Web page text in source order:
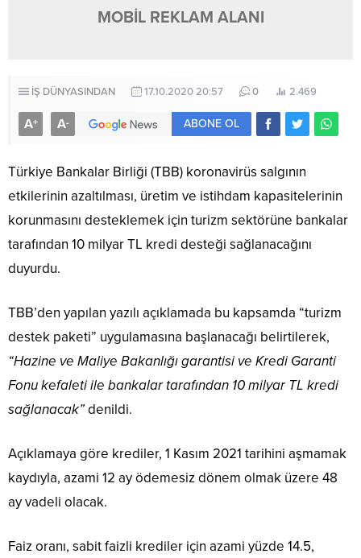
MOBİL REKLAM ALANI
İŞ DÜNYASINDAN 17.10.2020 20:57 0 2.469
A+ A- ABONE OL
Türkiye Bankalar Birliği (TBB) koronavirüs salgının
etkilerinin azaltılması, üretim ve istihdam kapasitelerinin
korunmasını desteklemek için turizm sektörüne bankalar
tarafından 10 milyar TL kredi desteği sağlanacağını
duyurdu.
TBB’den yapılan yazılı açıklamada bu kapsamda “turizm
destek paketi” uygulamasına başlanacağı belirtilerek,
“Hazine ve Maliye Bakanlığı garantisi ve Kredi Garanti
Fonu kefaleti ile bankalar tarafından 10 milyar TL kredi
sağlanacak”denildi.
Açıklamaya göre krediler, 1 Kasım 2021 tarihini aşmamak
kaydıyla, azami 12 ay ödemesiz dönem olmak üzere 48
ay vadeli olacak.
Faiz oranı, sabit faizli krediler için azami yüzde 14.5,